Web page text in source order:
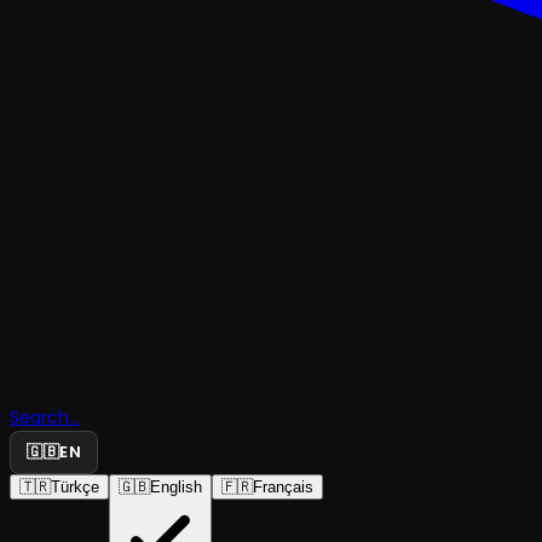
Search...
🇬🇧EN
🇹🇷Türkçe 🇬🇧English 🇫🇷Français
İki Bavul